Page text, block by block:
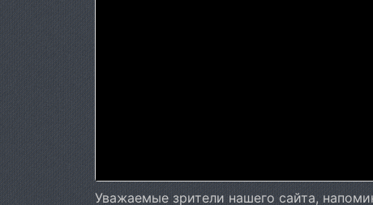
Уважаемые зрители нашего сайта,